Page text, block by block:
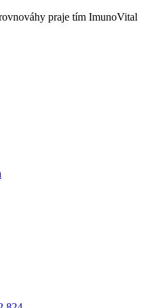
praje tím ImunoVital